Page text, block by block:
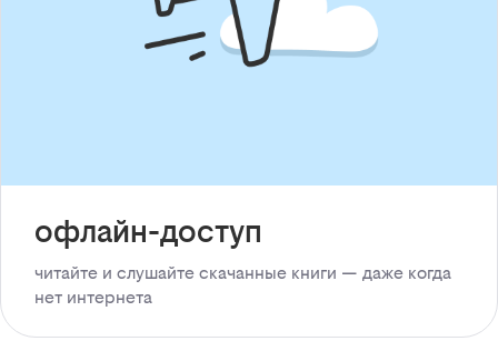
офлайн-доступ
читайте и слушайте скачанные книги — даже когда
нет интернета